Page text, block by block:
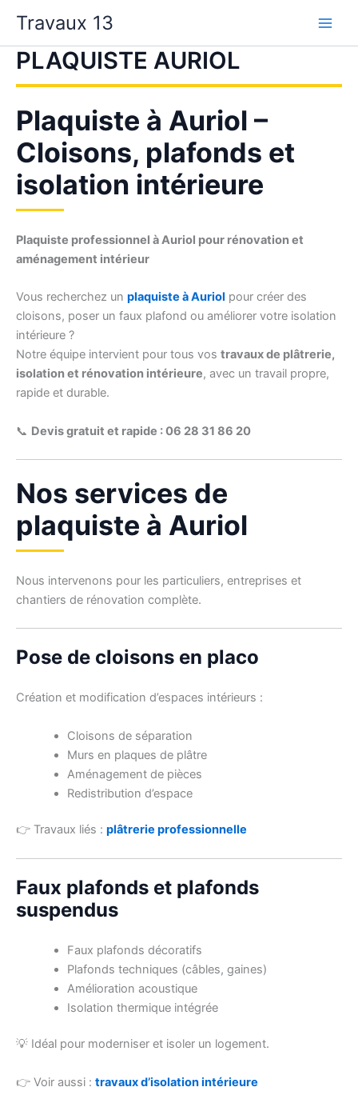
contenu
Travaux 13
PLAQUISTE AURIOL
Plaquiste à Auriol –
Cloisons, plafonds et
isolation intérieure
Plaquiste professionnel à Auriol pour rénovation et
aménagement intérieur
Vous recherchez un plaquiste à Auriol pour créer des
cloisons, poser un faux plafond ou améliorer votre isolation
intérieure ?
Notre équipe intervient pour tous vos travaux de plâtrerie,
isolation et rénovation intérieure, avec un travail propre,
rapide et durable.
📞 Devis gratuit et rapide : 06 28 31 86 20
Nos services de
plaquiste à Auriol
Nous intervenons pour les particuliers, entreprises et
chantiers de rénovation complète.
Pose de cloisons en placo
Création et modification d’espaces intérieurs :
Cloisons de séparation
Murs en plaques de plâtre
Aménagement de pièces
Redistribution d’espace
👉 Travaux liés : plâtrerie professionnelle
Faux plafonds et plafonds
suspendus
Faux plafonds décoratifs
Plafonds techniques (câbles, gaines)
Amélioration acoustique
Isolation thermique intégrée
💡 Idéal pour moderniser et isoler un logement.
👉 Voir aussi : travaux d’isolation intérieure